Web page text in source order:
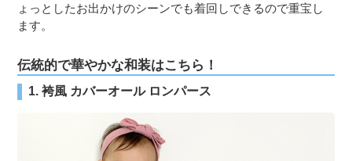
ょっとしたお出かけのシーンでも着回しできるので重宝し
ます。
伝統的で華やかな和装はこちら！
1. 袴風 カバーオール ロンパース